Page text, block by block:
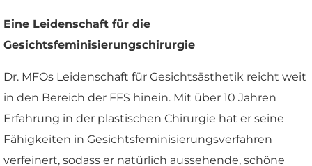
Eine Leidenschaft für die
Gesichtsfeminisierungschirurgie
Dr. MFOs Leidenschaft für Gesichtsästhetik reicht weit
in den Bereich der FFS hinein. Mit über 10 Jahren
Erfahrung in der plastischen Chirurgie hat er seine
Fähigkeiten in Gesichtsfeminisierungsverfahren
verfeinert, sodass er natürlich aussehende, schöne